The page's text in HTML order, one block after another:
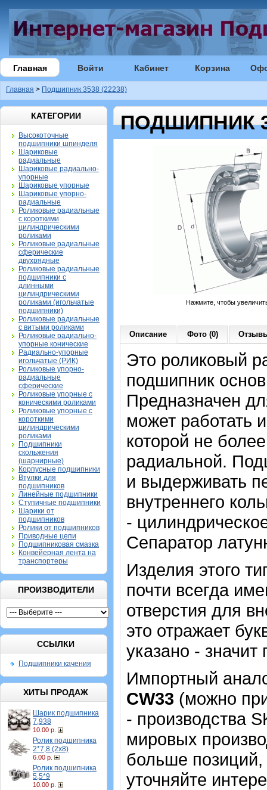
Главная Войти Кабинет Корзина
Главная > Подшипник 3538 (22238)
КАТЕГОРИИ
Высокоточные
подшипники шпинделя
Шариковые
радиальные
Шариковые радиально-
упорные
Шариковые упорные
Шариковые упорно-
радиальные
Роликовые радиальные
с короткими
цилиндрическими
роликами
Роликовые радиальные
сферические
двухрядные
Роликовые радиальные
подшипники с
длинными
цилиндрическими
роликами (игольчатые
подшипники)
Роликовые радиальные
с витыми роликами
Роликовые радиально-
упорные конические
Радиально-упорные
игольчатые (РИК)
Роликовые упорно-
радиальные
сферические
Роликовые упорные с
коническими роликами
Роликовые упорные с
короткими
цилиндрическими
роликами
Подшипники
скольжения
(шарнирные)
Корпусные подшипники
Втулки для
подшипников
Линейные подшипники
Ступичные подшипники
Шарики от
подшипников
Ролики от подшипников
Приводные цепи
Подшипниковая смазка
Конвейерная лента на
транспортеры
ПРОИЗВОДИТЕЛИ
ССЫЛКИ
Подшипники качения
ХИТЫ ПРОДАЖ
Шарик подшипника
7,938
10.00 р.
Ролик подшипника
2*7,8 (2х8)
6.00 р.
Ролик подшипника
5,5*9
10.00 р.
ПОДШИПНИК
Нажмите, чтобы
Описание Фото (0)
Это роликовый
подшипник
Предназначен
может работать
которой не
радиальной.
и выдерживать
внутреннего
-
Сепаратор
Изделия этого
почти всегда
отверстия для
это отражает
указано - значит
Импортный
CW33 (можно
- производства
мировых
больше позиций,
уточняйте